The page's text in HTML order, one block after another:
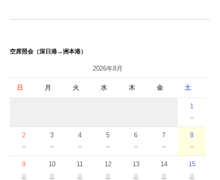
シ
ン
空席照会（深日港→洲本港）
2026年8月
日 月 火 水 木 金 土
1
－
2
－
3
－
4
－
5
－
6
－
7
－
8
－
9
○
10
○
11
○
12
○
13
○
14
○
15
○